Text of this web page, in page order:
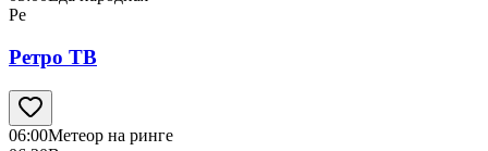
Ре
Ретро ТВ
06:00Метеор на ринге